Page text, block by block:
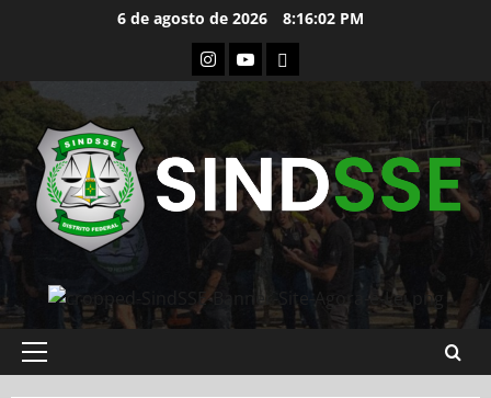
6 de agosto de 2026 8:16:03 PM
Instagram
YoutubeFlickr
Primary